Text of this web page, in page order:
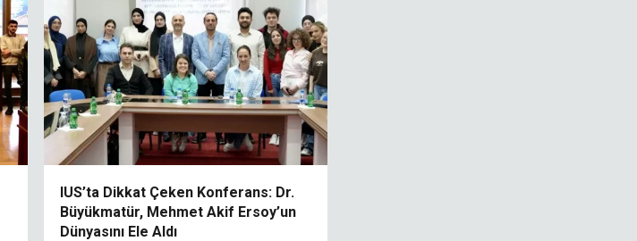
IUS’ta Dikkat Çeken Konferans: Dr.
Büyükmatür, Mehmet Akif Ersoy’un
Dünyasını Ele Aldı